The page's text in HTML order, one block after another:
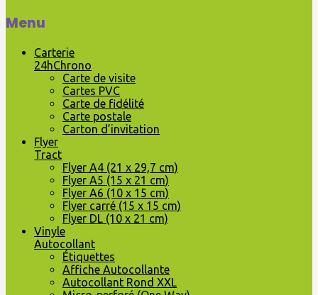
Menu
Carterie
24hChrono
Carte de visite
Cartes PVC
Carte de fidélité
Carte postale
Carton d’invitation
Flyer
Tract
Flyer A4 (21 x 29,7 cm)
Flyer A5 (15 x 21 cm)
Flyer A6 (10 x 15 cm)
Flyer carré (15 x 15 cm)
Flyer DL (10 x 21 cm)
Vinyle
Autocollant
Étiquettes
Affiche Autocollante
Autocollant Rond XXL